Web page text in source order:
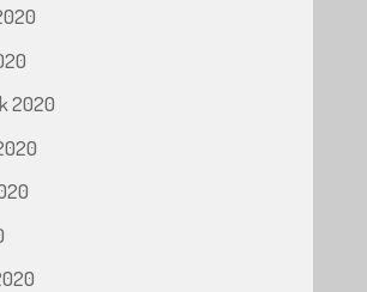
2020